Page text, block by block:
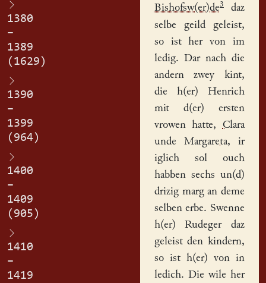
1380
–
1389
(1629)
1390
–
1399
(964)
1400
–
1409
(905)
1410
–
1419
Bishofsw(er)de3daz
selbe geild geleist,
so ist her von im
ledig. Dar nach die
andern zwey kint,
die h(er) Henrich
mit d(er) ersten
vrowen hatte, Clara
unde Margareta, ir
iglich sol ouch
habben sechs un(d)
drizig marg an deme
selben erbe. Swenne
h(er) Rudeger daz
geleist den kindern,
so ist h(er) von in
ledich. Die wile her